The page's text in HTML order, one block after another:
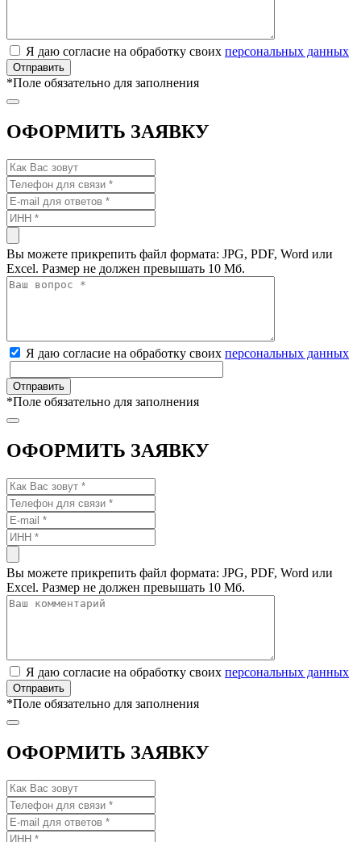
Я даю согласие на обработку своих персональных данных
*Поле обязательно для заполнения
ОФОРМИТЬ ЗАЯВКУ
Вы можете прикрепить файл формата: JPG, PDF, Word или
Excel. Размер не должен превышать 10 Мб.
Я даю согласие на обработку своих персональных данных
*Поле обязательно для заполнения
ОФОРМИТЬ ЗАЯВКУ
Вы можете прикрепить файл формата: JPG, PDF, Word или
Excel. Размер не должен превышать 10 Мб.
Я даю согласие на обработку своих персональных данных
*Поле обязательно для заполнения
ОФОРМИТЬ ЗАЯВКУ